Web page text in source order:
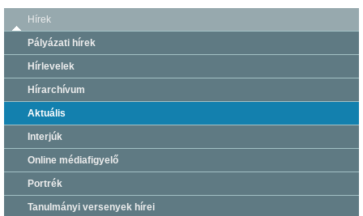
Hírek
Pályázati hírek
Hírlevelek
Hírarchívum
Aktuális
Interjúk
Online médiafigyelő
Portrék
Tanulmányi versenyek hírei